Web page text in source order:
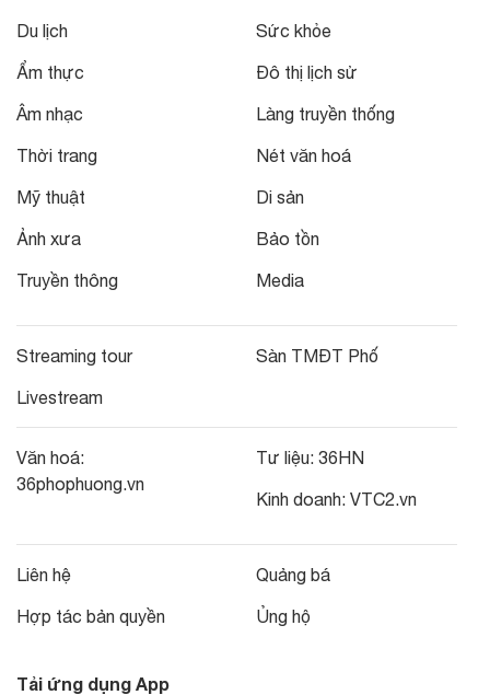
Du lịch
Ẩm thực
Âm nhạc
Thời trang
Mỹ thuật
Ảnh xưa
Truyền thông
Sức khỏe
Đô thị lịch sử
Làng truyền thống
Nét văn hoá
Di sản
Bảo tồn
Media
Streaming tour
Livestream
Sàn TMĐT Phố
Văn hoá:
36phophuong.vn
Tư liệu: 36HN
Kinh doanh: VTC2.vn
Liên hệ
Hợp tác bản quyền
Quảng bá
Ủng hộ
Tải ứng dụng App